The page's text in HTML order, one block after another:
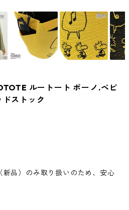
ルートート ポーノ.ベビ
ストック
品）のみ取り扱いのため、安心